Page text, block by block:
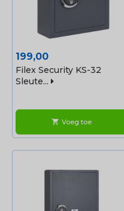
Prijs
199,00
Filex Security KS-32
Sleute...
shopping_cart Voeg toe